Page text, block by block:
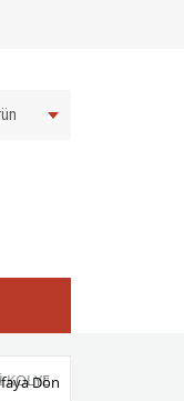
KOLYE
Dön